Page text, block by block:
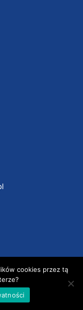
cookies przez tą